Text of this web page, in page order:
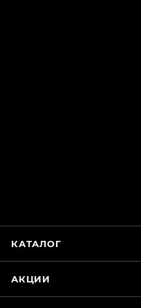
КАТАЛОГ
АКЦИИ
Магазин Интимания
Нажмите на кнопку